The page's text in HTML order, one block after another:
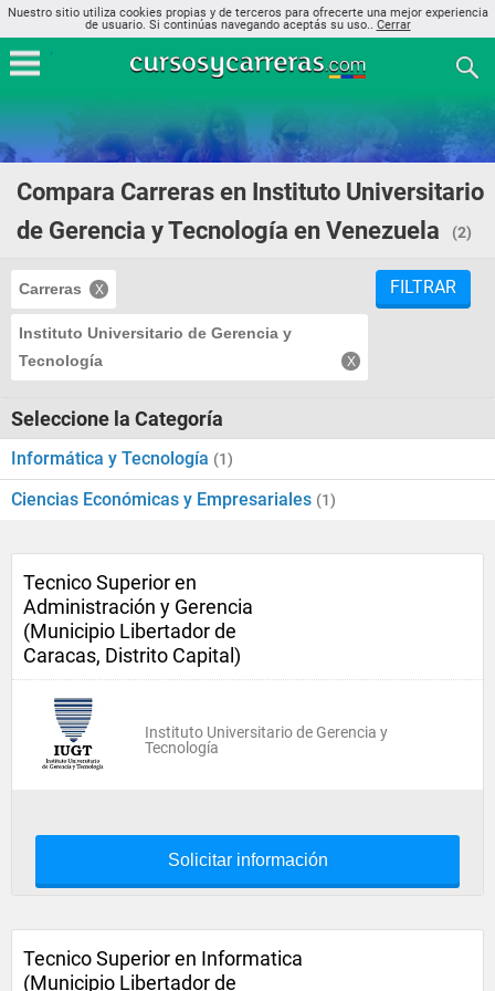
Nuestro sitio utiliza cookies propias y de terceros para ofrecerte una mejor experiencia
de usuario. Si continúas navegando aceptás su uso.. Cerrar
Compara Carreras en Instituto Universitario
de Gerencia y Tecnología en Venezuela
(2)
Carreras
Instituto Universitario de Gerencia y
Tecnología
FILTRAR
Seleccione la Categoría
Informática y Tecnología (1)
Ciencias Económicas y Empresariales (1)
Tecnico Superior en
Administración y Gerencia
(Municipio Libertador de
Caracas, Distrito Capital)
Instituto Universitario de Gerencia y
Tecnología
Solicitar información
Tecnico Superior en Informatica
(Municipio Libertador de